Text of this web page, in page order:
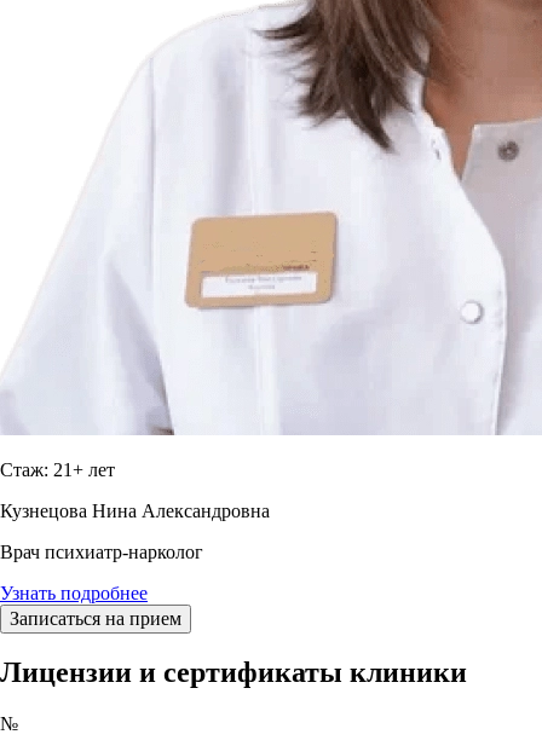
Стаж: 21+ лет
Кузнецова Нина Александровна
Врач психиатр-нарколог
Узнать подробнее
Записаться на прием
Лицензии и сертификаты клиники
№